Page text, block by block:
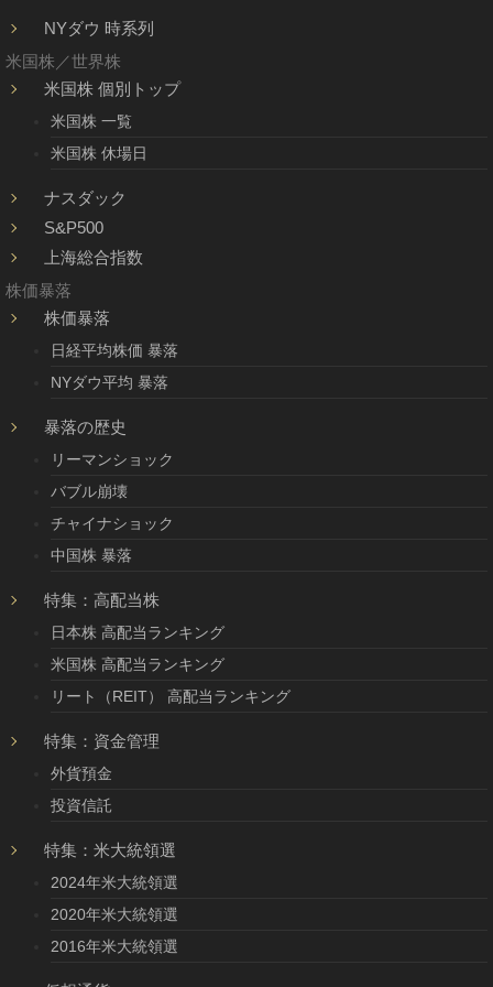
NYダウ 時系列
米国株／世界株
米国株 個別トップ
米国株 一覧
米国株 休場日
ナスダック
S&P500
上海総合指数
株価暴落
株価暴落
日経平均株価 暴落
NYダウ平均 暴落
暴落の歴史
リーマンショック
バブル崩壊
チャイナショック
中国株 暴落
特集：高配当株
日本株 高配当ランキング
米国株 高配当ランキング
リート（REIT） 高配当ランキング
特集：資金管理
外貨預金
投資信託
特集：米大統領選
2024年米大統領選
2020年米大統領選
2016年米大統領選